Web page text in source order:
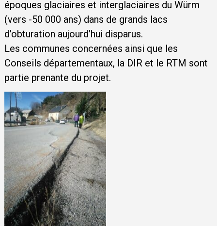
époques glaciaires et interglaciaires du Würm
(vers -50 000 ans) dans de grands lacs
d’obturation aujourd’hui disparus.
Les communes concernées ainsi que les
Conseils départementaux, la DIR et le RTM sont
partie prenante du projet.